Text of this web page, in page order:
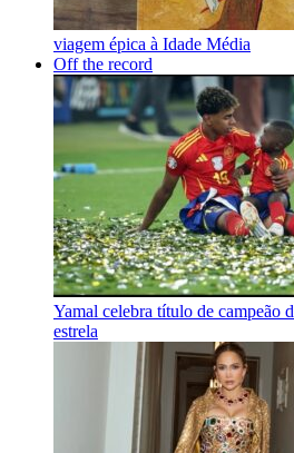
viagem épica à Idade Média
Off the record
Yamal celebra título de campeão
estrela